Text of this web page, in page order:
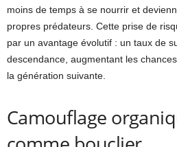
moins de temps à se nourrir et
propres prédateurs. Cette prise de
par un avantage évolutif : un taux de
descendance, augmentant les
la génération suivante.
Camouflage